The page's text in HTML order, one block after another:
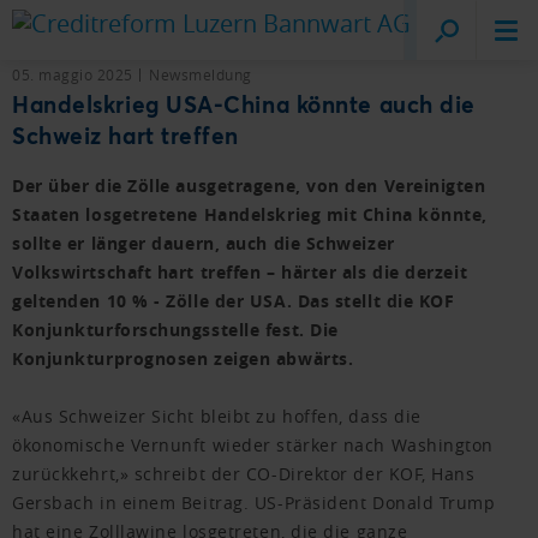
Creditreform
Lucerna
05. maggio 2025 Newsmeldung
Handelskrieg USA-China könnte auch die
Schweiz hart treffen
Der über die Zölle ausgetragene, von den Vereinigten
Staaten losgetretene Handelskrieg mit China könnte,
sollte er länger dauern, auch die Schweizer
Volkswirtschaft hart treffen – härter als die derzeit
geltenden 10 % - Zölle der USA. Das stellt die KOF
Konjunkturforschungsstelle fest. Die
Konjunkturprognosen zeigen abwärts.
«Aus Schweizer Sicht bleibt zu hoffen, dass die
ökonomische Vernunft wieder stärker nach Washington
zurückkehrt,» schreibt der CO-Direktor der KOF, Hans
Gersbach in einem Beitrag. US-Präsident Donald Trump
hat eine Zolllawine losgetreten, die die ganze